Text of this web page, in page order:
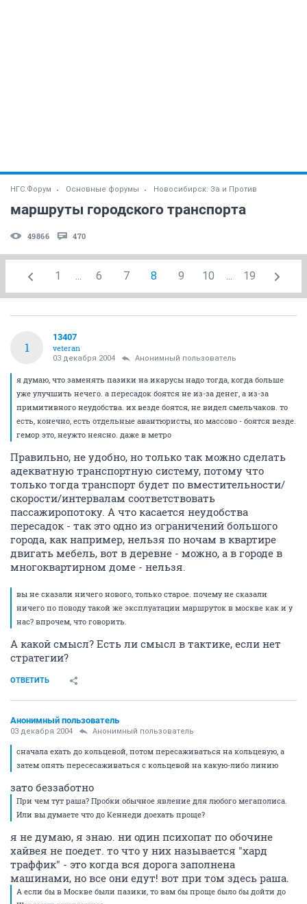
НГС.Форум Основные форумы Новосибирск: За и Против
маршруты городского транспорта
49866 470
1 ... 6 7 8 9 10 ... 19
1
13407
veteran
03 декабря 2004 Анонимный пользователь
я думаю, что заменять пазики на икарусы надо тогда, когда больше
уже улучшить нечего. а пересадок боятся не из-за денег, а из-за
примитивного неудобства. их везде боятся, не видел смельчаков. то
есть, конечно, есть отдельные авантюристы, но массово - боятся везде.
гемор это, неужто неясно. даже в метро
Правильно, не удобно, но только так можно сделать
адекватную транспортную систему, потому что
только тогда транспорт будет по вместительности/
скорости/интервалам соответствовать
пассажиропотоку. А что касается неудобства
пересадок - так это одно из ограничений большого
города, как например, нельзя по ночам в квартире
двигать мебель, вот в деревне - можно, а в городе в
многоквартирном доме - нельзя.
вы не сказали ничего нового, только старое. почему не сказали
ничего по поводу такой же эксплуатации маршруток в москве как и у
нас? впрочем, что говорить.
А какой смысл? Есть ли смысл в тактике, если нет
стратегии?
ОТВЕТИТЬ
Анонимный пользователь
03 декабря 2004 Анонимный пользователь
сначала ехать до кольцевой, потом пересаживаться на кольцевую, а
затем опять пересесаживаться с кольцевой на какую-либо линию
зато беззаботно
При чем тут раша? Пробки обычное явление для любого мегаполиса.
Или вы думаете что до Кеннеди доехать проще?
я не думаю, я знаю. ни один психопат по обочине
хайвея не поедет. то что у них называется "хард
траффик" - это когда вся дорога заполнена
машинами, но все они едут! вот при том здесь раша.
А если бы в Москве были пазики, то вам бы проще было бы дойти до